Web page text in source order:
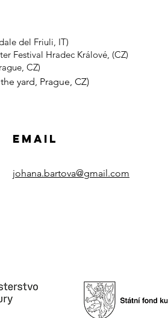
del Friuli, IT)
Festival Hradec Králové, (CZ)
CZ)
yard, Prague, CZ)
Email
johana.bartova@gmail.com